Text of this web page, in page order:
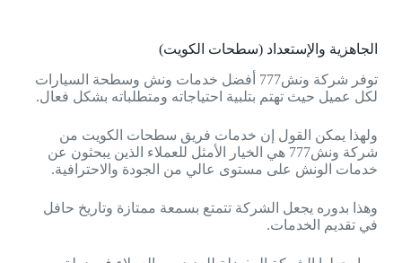
الجاهزية والإستعداد (سطحات الكويت)
توفر شركة ونش777 أفضل خدمات ونش وسطحة السيارات
لكل عميل حيث تهتم بتلبية احتياجاته ومتطلباته بشكل فعال.
ولهذا يمكن القول إن خدمات فريق سطحات الكويت من
شركة ونش777 هي الخيار الأمثل للعملاء الذين يبحثون عن
خدمات الونش على مستوى عالي من الجودة والاحترافية.
وهذا بدوره يجعل الشركة تتمتع بسمعة ممتازة وتاريخ حافل
في تقديم الخدمات.